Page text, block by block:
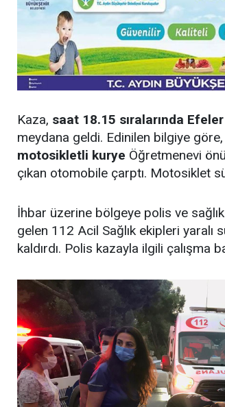
Kaza, saat 18.15 sıralarında
meydana geldi. Edinilen bilgiye göre,
motosikletli kurye Öğretmenevi
çıkan otomobile çarptı. Motosiklet
İhbar üzerine bölgeye polis ve
gelen 112 Acil Sağlık ekipleri yaralı
kaldırdı. Polis kazayla ilgili çalışma